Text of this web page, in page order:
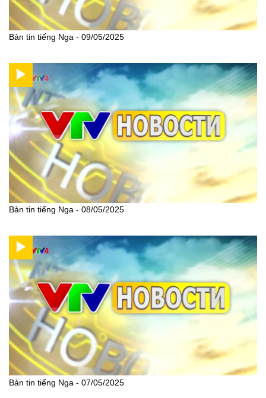
Bản tin tiếng Nga - 09/05/2025
Bản tin tiếng Nga - 08/05/2025
Bản tin tiếng Nga - 07/05/2025